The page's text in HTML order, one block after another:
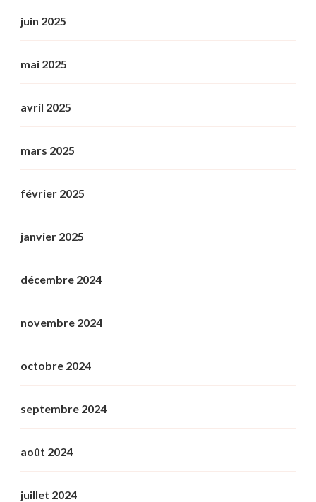
juin 2025
mai 2025
avril 2025
mars 2025
février 2025
janvier 2025
décembre 2024
novembre 2024
octobre 2024
septembre 2024
août 2024
juillet 2024